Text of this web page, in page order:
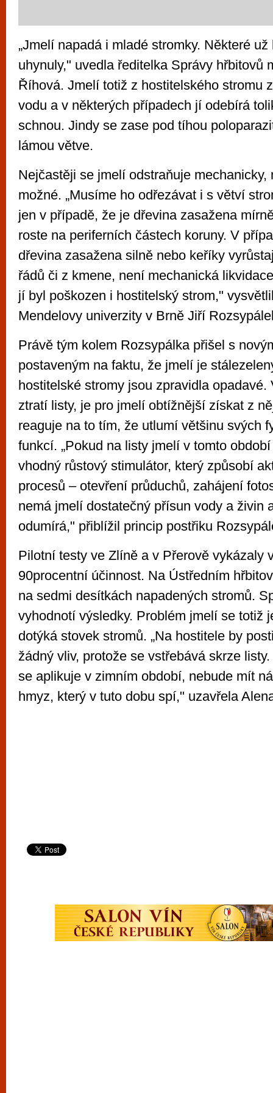
„Jmelí napadá i mladé stromky. Některé
uhynuly," uvedla ředitelka Správy hřbitovů
Říhová. Jmelí totiž z hostitelského stromu
vodu a v některých případech jí odebírá
schnou. Jindy se zase pod tíhou
lámou větve.
Nejčastěji se jmelí odstraňuje mechanicky,
možné. „Musíme ho odřezávat i s větví
jen v případě, že je dřevina zasažena
roste na periferních částech koruny. V
dřevina zasažena silně nebo keříky
řádů či z kmene, není mechanická
jí byl poškozen i hostitelský strom,"
Mendelovy univerzity v Brně Jiří
Právě tým kolem Rozsypálka přišel s
postaveným na faktu, že jmelí je
hostitelské stromy jsou zpravidla opadavé.
ztratí listy, je pro jmelí obtížnější získat z
reaguje na to tím, že utlumí většinu svých
funkcí. „Pokud na listy jmelí v tomto
vhodný růstový stimulátor, který způsobí
procesů – otevření průduchů, zahájení
nemá jmelí dostatečný přísun vody a živin
odumírá," přiblížil princip postřiku
Pilotní testy ve Zlíně a v Přerově vykázaly
90procentní účinnost. Na Ústředním
na sedmi desítkách napadených stromů.
vyhodnotí výsledky. Problém jmelí se totiž
dotýká stovek stromů. „Na hostitele by
žádný vliv, protože se vstřebává skrze
se aplikuje v zimním období, nebude mít
hmyz, který v tuto dobu spí," uzavřela